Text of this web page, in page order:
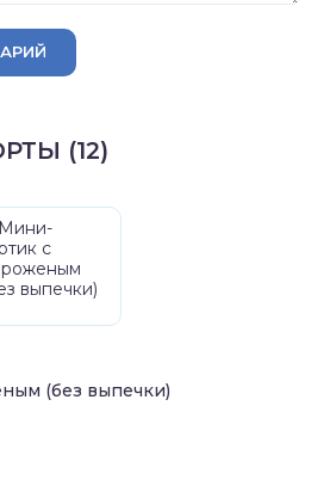
(12)
(без выпечки)